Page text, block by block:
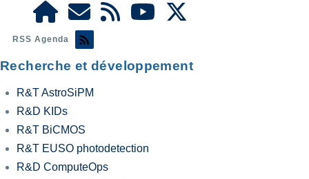
RSS Agenda
Recherche et développement
R&T AstroSiPM
R&D KIDs
R&T BiCMOS
R&T EUSO photodetection
R&D ComputeOps